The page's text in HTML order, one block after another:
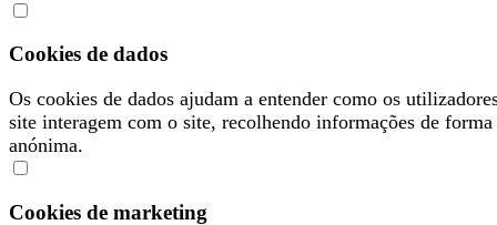
Cookies de dados
Os cookies de dados ajudam a entender como os
site interagem com o site, recolhendo informações de forma
anónima.
Cookies de marketing